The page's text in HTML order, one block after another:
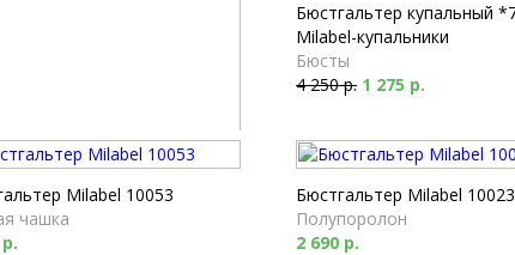
Senselle 1010014
чашка
Бюстгальтер купальный
Milabel-купальники
Бюсты
4 250 р. 1 275 р.
Milabel 10053
чашка
Бюстгальтер Milabel 10023
Полупоролон
2 690 р.